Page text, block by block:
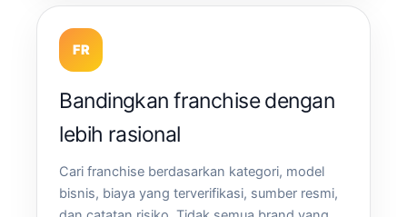
FR
Bandingkan franchise dengan
lebih rasional
Cari franchise berdasarkan kategori, model
bisnis, biaya yang terverifikasi, sumber resmi,